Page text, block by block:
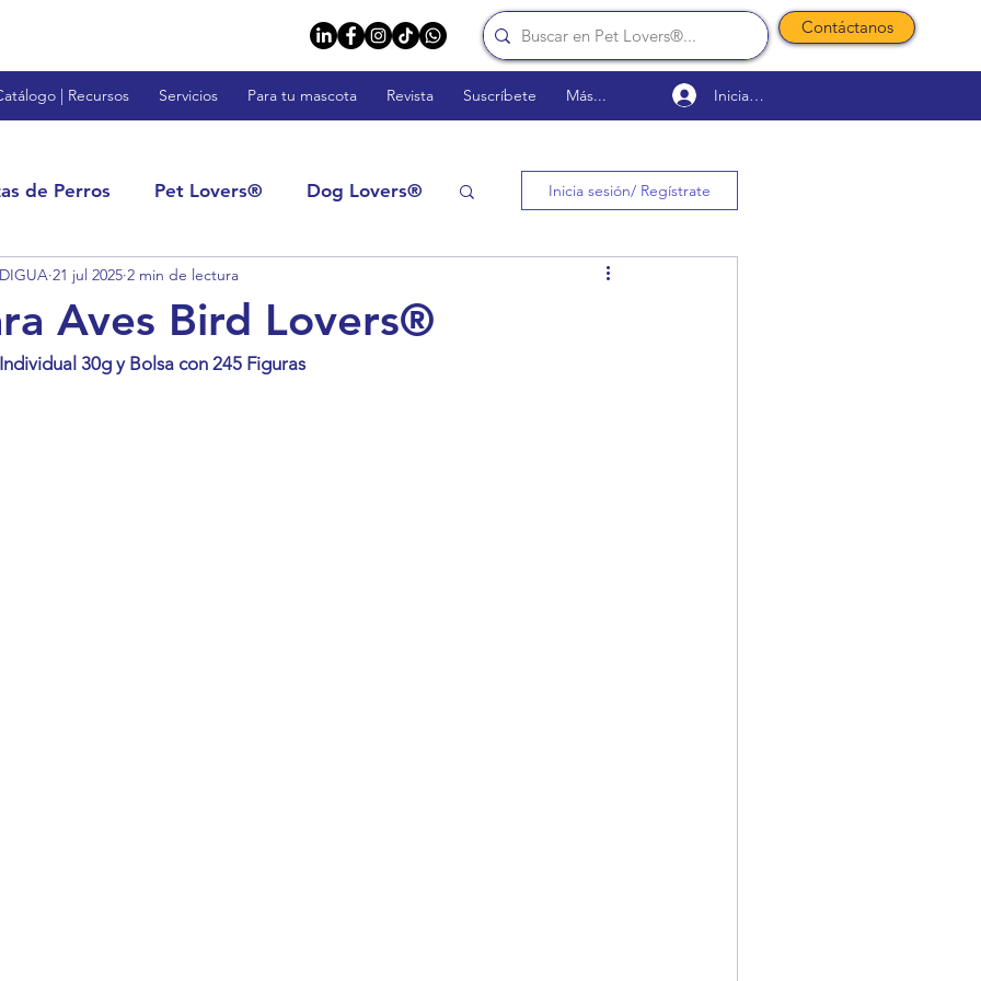
Contáctanos
| Recursos Servicios Para tu mascota Revista Suscríbete Más... Iniciar sesión
de Perros Pet Lovers® Dog Lovers®
Fish Lovers™ Rodent Lovers™
Calidad y Confianza Impulsa tu Negocio
Inicia sesión/ Regístrate
Aves Bird Lovers®
21 jul 2025 2 min de lectura
30g y Bolsa con 245 Figuras